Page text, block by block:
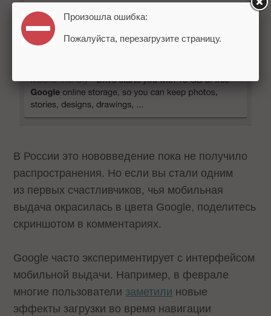
В России это нововведение пока не получило
распространения. Но если вы стали одним
из первых счастливчиков, чья мобильная
выдача окрасилась в цвета Google, поделитесь
скриншотом в комментариях.
Google часто экспериментирует с интерфейсом
мобильной выдачи. Например, в феврале
многие пользователи заметили новые
эффекты загрузки во время навигации
Произошла ошибка:
Пожалуйста, перезагрузите страницу.